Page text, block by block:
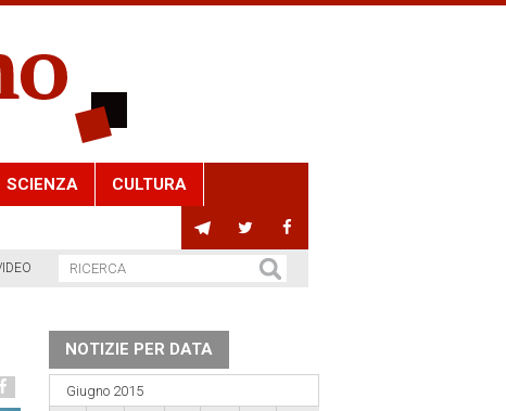
SCIENZA CULTURA
NOTIZIE PER DATA
Giugno 2015